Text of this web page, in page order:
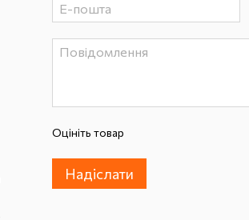
Оцініть товар
Надіслати